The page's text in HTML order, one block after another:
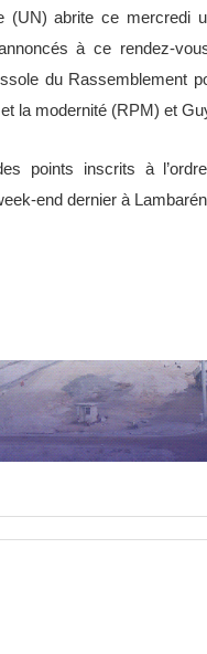
(UN) abrite ce
annoncés à ce rendez-
du Rassemblement
la modernité (RPM) et
points inscrits à
end dernier à